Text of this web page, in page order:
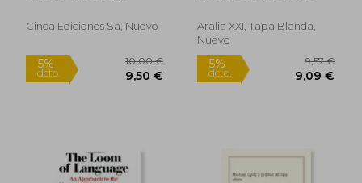
Cinca Ediciones Sa, Nuevo
Aralia XXI, Tapa Blanda,
Nuevo